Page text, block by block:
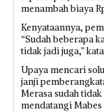
menambah biaya
Kenyataannya,
“Sudah beberapa
tidak jadi juga,”
Upaya mencari
janji
Merasa sudah
mendatangi